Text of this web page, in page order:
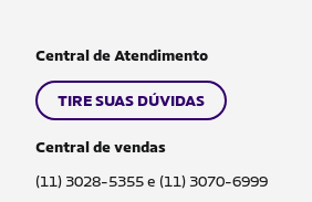
Central de Atendimento
TIRE SUAS DÚVIDAS
Central de vendas
(11) 3028-5355 e (11) 3070-6999